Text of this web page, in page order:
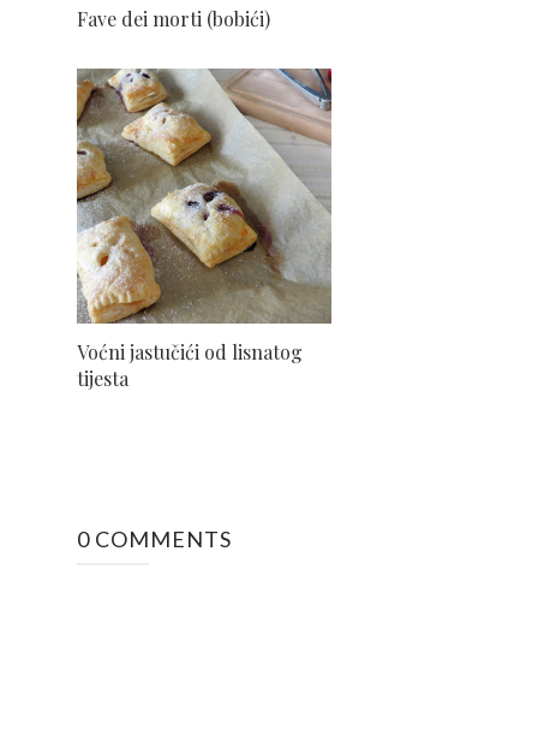
Fave dei morti (bobići)
Voćni jastučići od lisnatog
tijesta
0 COMMENTS